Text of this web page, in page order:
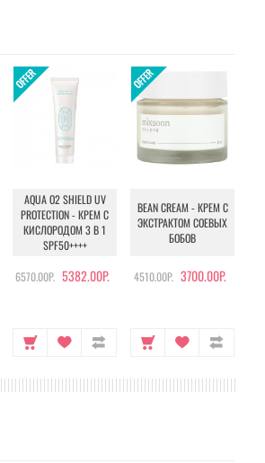
AQUA O2 SHIELD UV
PROTECTION - КРЕМ С
КИСЛОРОДОМ 3 В 1
SPF50++++
6570.00Р. 5382.00Р.
BEAN CREAM - КРЕМ С
ЭКСТРАКТОМ СОЕВЫХ
БОБОВ
4510.00Р. 3700.00Р.